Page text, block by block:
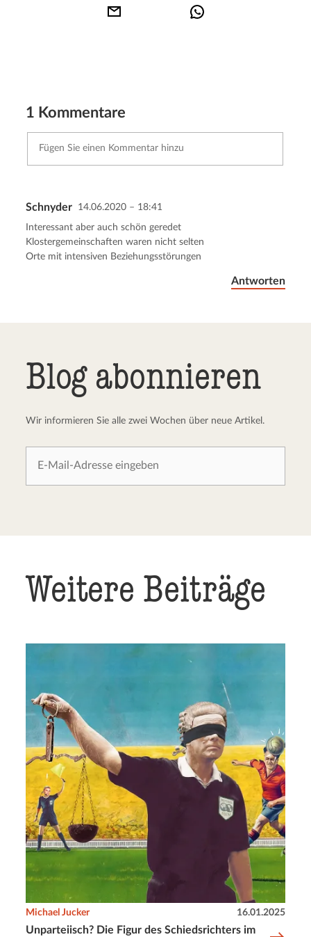
1 Kommentare
Abbrechen Kommentar senden
Schnyder 14.06.2020 – 18:41
Interessant aber auch schön geredet
Klostergemeinschaften waren nicht selten
Orte mit intensiven Beziehungsstörungen
Antworten
Blog abonnieren
Wir informieren Sie alle zwei Wochen über neue Artikel.
Weitere Beiträge
Unparteiisch? Die Figur des Schiedsrichters im
Michael Jucker 16.01.2025